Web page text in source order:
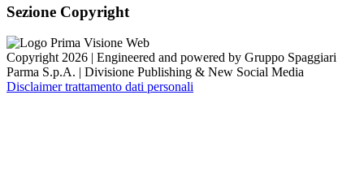
Sezione Copyright
Copyright 2026 | Engineered and powered by Gruppo Spaggiari
Parma S.p.A. | Divisione Publishing & New Social Media
Disclaimer trattamento dati personali